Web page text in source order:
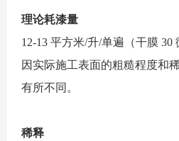
理论耗漆量
12-13 平方米/升/单遍（干膜 30
因实际施工表面的粗糙程度和
有所不同。
稀释